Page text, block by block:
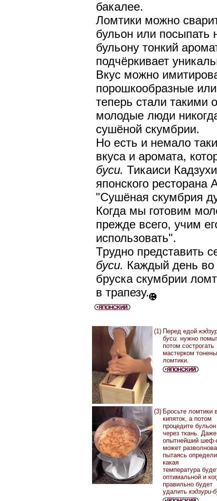
бакалее.
Ломтики можно
бульон или
бульону тонкий
подчёркивает
Вкус можно
порошкообразные
теперь стали такими
молодые люди
сушёной скумбрии.
Но есть и немало
вкуса и аромата,
буси. Тикаиси
японского ресторана
"Сушёная скумбрия
Когда мы готовим
прежде всего, учим
использовать".
Трудно представить
буси. Каждый день во
бруска скумбрии
в трапезу.
(1) Перед едой
буси. нужно
потом сострогать
мастерком
ломтики.
(3) Бросьте ломтики
кипяток, а потом
процедите бульон
через ткань. Даже
опытнейший шеф-
может
пытаясь
какая
температура
оптимальной и
правильно будет
удалить кэдзури-